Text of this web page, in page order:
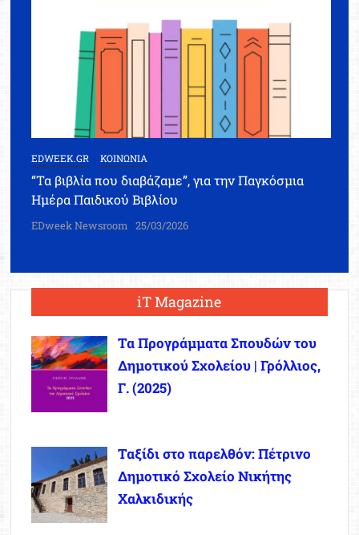
EDWEEK.GR ΚΟΙΝΩΝΙΑ
“Τα βιβλία που διαβάζαμε”, για την Παγκόσμια
Ημέρα Παιδικού Βιβλίου
EDweek Newsroom 25/03/2026
iT Magazine
Τα Προγράμματα Σπουδών του
Δημοτικού Σχολείου | Γρόλλιος,
Γ. (2025)
Ταξίδι στο παρελθόν: Πέτρινο
Δημοτικό Σχολείο Νικήτης
Χαλκιδικής